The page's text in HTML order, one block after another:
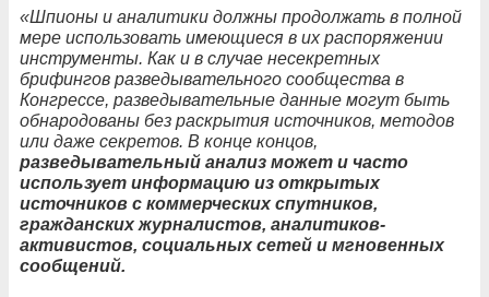
«Шпионы и аналитики должны продолжать в полной
мере использовать имеющиеся в их распоряжении
инструменты. Как и в случае несекретных
брифингов разведывательного сообщества в
Конгрессе, разведывательные данные могут быть
обнародованы без раскрытия источников, методов
или даже секретов. В конце концов,
разведывательный анализ может и часто
использует информацию из открытых
источников с коммерческих спутников,
гражданских журналистов, аналитиков-
активистов, социальных сетей и мгновенных
сообщений.